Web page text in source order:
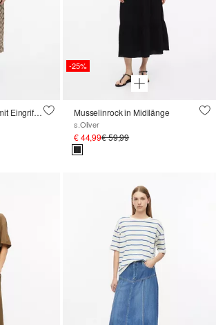
Midirock aus Viskose mit Eingrifftaschen
-25%
Musselinrock in Midilänge
s.Oliver
€ 44,99€ 59,99